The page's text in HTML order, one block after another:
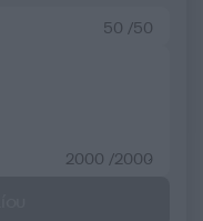
50 /50
2000 /2000